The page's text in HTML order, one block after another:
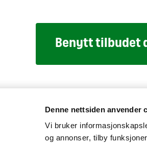
Denne nettsiden anvender
Vi bruker
og annonser, tilby
Benytt tilbudet
Pressesenter Tilgjengelighet